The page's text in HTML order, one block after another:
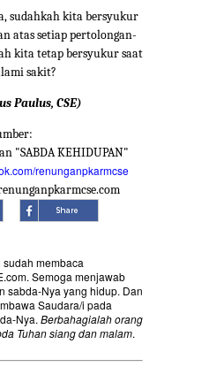
sudahkah kita bersyukur
atas setiap pertolongan-
kita tetap bersyukur saat
sakit?
Paulus, CSE)
"SABDA KEHIDUPAN"
renunganpkarmcse
sudah membaca
Semoga menjawab
sabda-Nya yang hidup. Dan
Saudara/i pada
Nya. Berbahagialah orang
Tuhan siang dan malam.